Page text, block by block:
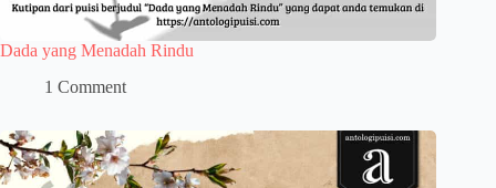
Dada yang Menadah Rindu
1 Comment